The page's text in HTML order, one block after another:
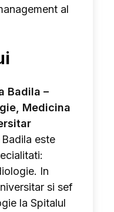
al
Badila –
Medicina
este
In
si sef
la Spitalul